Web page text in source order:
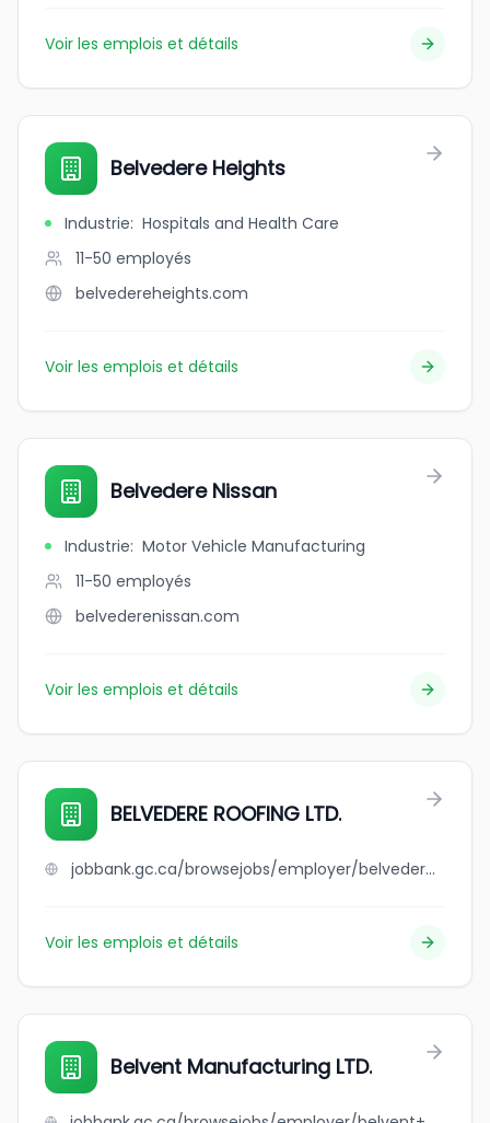
Voir les emplois et détails
Belvedere Heights
Industrie: Hospitals and Health Care
11-50 employés
belvedereheights.com
Voir les emplois et détails
Belvedere Nissan
Industrie: Motor Vehicle Manufacturing
11-50 employés
belvederenissan.com
Voir les emplois et détails
BELVEDERE ROOFING LTD.
jobbank.gc.ca/browsejobs/employer/belvedere+roofing+ltd./ca
Voir les emplois et détails
Belvent Manufacturing LTD.